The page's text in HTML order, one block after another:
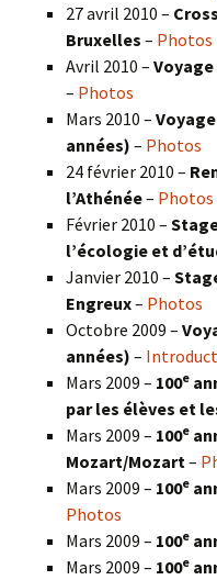
27 avril 2010 –
Bruxelles – Photos
Avril 2010 –
– Photos
Mars 2010 –
années) – Photos
24 février 2010 –
l’Athénée– Photos
Février 2010 –
l’écologie et
Janvier 2010 –
Engreux– Photos
Octobre 2009 –
années) –
Mars 2009 – 100e
par les élèves et
Mars 2009 – 100e
Mozart/Mozart –
Mars 2009 – 100e
Photos
Mars 2009 – 100e
Mars 2009 – 100e